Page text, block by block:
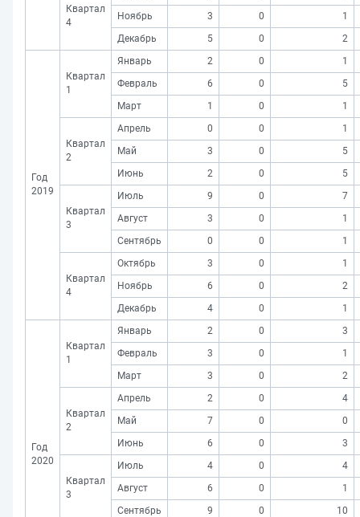
Квартал
4
Ноябрь
3 0
1
Декабрь
5 0 2
Год
2019
Квартал
1
Январь 2 0
1
Февраль
6 0
5
Март
1 0 1
Квартал
2
Апрель 0 0
1
Май
3 0
5
Июнь
2 0 5
Квартал
3
Июль 9 0
7
Август
3 0
1
Сентябрь
0 0 1
Квартал
4
Октябрь 3 0
1
Ноябрь
6 0
2
Декабрь
4 0 1
Год
2020
Квартал
1
Январь 2 0
3
Февраль
3 0
1
Март
3 0 2
Квартал
2
Апрель 2 0
4
Май
7 0
0
Июнь
6 0 3
Квартал
3
Июль 4 0
4
Август
6 0
1
Сентябрь
9 0 10